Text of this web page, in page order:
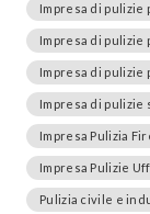
Impresa di pulizie
Impresa di pulizie
Impresa di
Impresa di pulizie
Impresa Pulizia
Impresa Pulizie
Pulizia civile e